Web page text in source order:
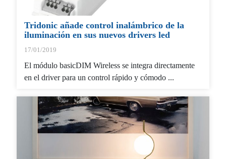
Tridonic añade control inalámbrico de la
iluminación en sus nuevos drivers led
17/01/2019
El módulo basicDIM Wireless se integra directamente
en el driver para un control rápido y cómodo ...